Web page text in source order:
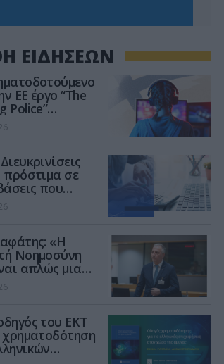
ΕΙΔΗΣΕΩΝ
ΕΕ έργο “The
Police”
την ασφάλεια
στο
πρόστιμα σε
που
τους ΦΗΜ
«Η
Νοημοσύνη
απλώς μια
είναι
βιομηχανική
του ΕΚΤ
χρηματοδότηση